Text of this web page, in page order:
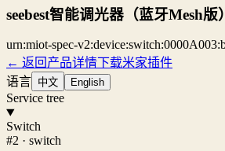
seebest智能调光器（蓝牙Mesh版）
urn:miot-spec-
← 返回产品详情下载米家插件
语言 中文 English
Service tree
Switch
#2 · switch